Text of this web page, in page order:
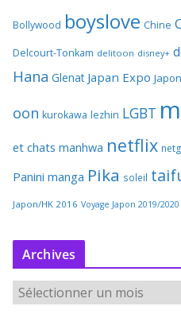
Bollywood boyslove Chine
Delcourt-Tonkam delitoon disney+
Hana Glenat Japan Expo Japon
oon kurokawa lezhin LGBT
et chats manhwa netflix
Panini manga Pika soleil
Japon/HK 2016 Voyage Japon 2019/2020
Archives
r